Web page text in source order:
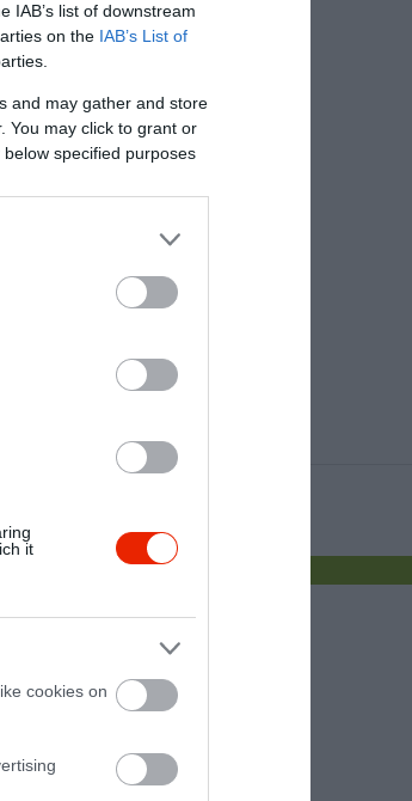
IAB’s list of downstream
on the IAB’s List of
and may gather and store
You may click to grant or
specified purposes
it
cookies on